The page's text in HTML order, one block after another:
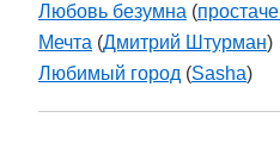
Любовь безумна (
Мечта (Дмитрий Штурман)
Любимый город (Sasha)